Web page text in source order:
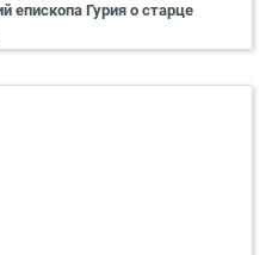
епископа Гурия о старце